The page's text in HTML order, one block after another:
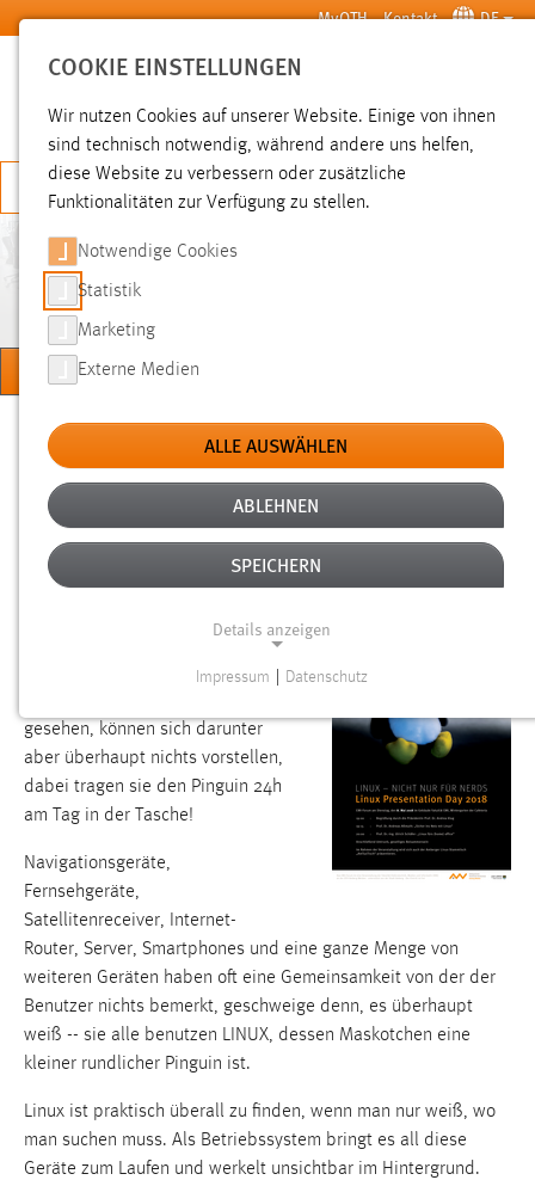
Zum Hauptinhalt springen MyOTH Kontakt DE
SUCHE
JETZT BEWERBEN
ELEKTROTECHNIK, MEDIEN
UND INFORMATIK
Sie sind hier:
Hochschule Fakultät EMI
LINUX – ENTDECKE DEN PINGUIN IN
DIR!
Begriff schon einmal gehört und
gesehen, können sich darunter
aber überhaupt nichts vorstellen,
dabei tragen sie den Pinguin 24h
am Tag in der Tasche!
Navigationsgeräte,
Fernsehgeräte,
Satellitenreceiver, Internet-
Router, Server, Smartphones und eine ganze Menge von
weiteren Geräten haben oft eine Gemeinsamkeit von der der
Benutzer nichts bemerkt, geschweige denn, es überhaupt
weiß -- sie alle benutzen LINUX, dessen Maskotchen eine
kleiner rundlicher Pinguin ist.
Linux ist praktisch überall zu finden, wenn man nur weiß, wo
man suchen muss. Als Betriebssystem bringt es all diese
Geräte zum Laufen und werkelt unsichtbar im Hintergrund.
COOKIE EINSTELLUNGEN
Wir nutzen Cookies auf unserer Website. Einige von ihnen
sind technisch notwendig, während andere uns helfen,
diese Website zu verbessern oder zusätzliche
Funktionalitäten zur Verfügung zu stellen.
Notwendige Cookies
Statistik
Marketing
Externe Medien
ALLE AUSWÄHLEN
ABLEHNEN
SPEICHERN
Details anzeigen
Notwendige Cookies ermöglichen grundlegende
Funktionen und sind für die einwandfreie Funktion der
Website erforderlich.
Einverständnis
Name:
cookie_consent
Zweck:
Dieser Cookie speichert die ausgewählten Einverständnis-
Optionen des Benutzers
Cookie Laufzeit:
Performance
Impressum Datenschutz